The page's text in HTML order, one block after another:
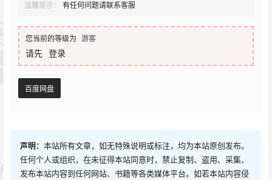
温馨提示：
有任何问题请联系客服
您当前的等级为 游客
请先 登录
百度网盘
声明： 本站所有文章，如无特殊说明或标注，均为本站原创发布。
任何个人或组织，在未征得本站同意时，禁止复制、盗用、采集、
发布本站内容到任何网站、书籍等各类媒体平台。如若本站内容侵